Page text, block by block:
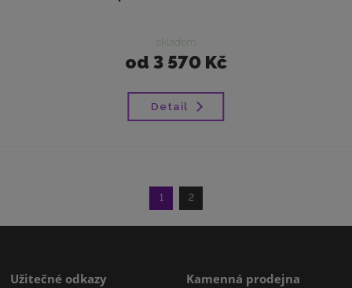
skladem
od 3 570 Kč
Detail
1 2
Užitečné odkazy Kamenná prodejna